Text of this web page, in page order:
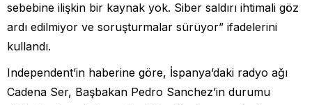
sebebine ilişkin bir kaynak yok. Siber saldırı ihtimali göz
ardı edilmiyor ve soruşturmalar sürüyor” ifadelerini
kullandı.
Independent’in haberine göre, İspanya’daki radyo ağı
Cadena Ser, Başbakan Pedro Sanchez’in durumu